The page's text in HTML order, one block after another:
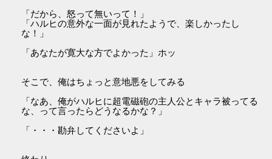
「だから、怒って無いって！」
「ハルヒの意外な一面が見れたようで、楽しかったし
な！」
「あなたが寛大な方でよかった」ホッ
そこで、俺はちょっと意地悪をしてみる
「なあ、俺がハルヒに超電磁砲の主人公とキャラ被ってる
な、って言ったらどうなるかな？」
「・・・勘弁してくださいよ」